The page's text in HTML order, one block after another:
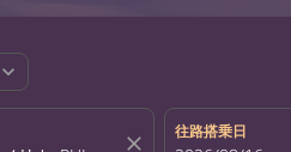
expand_more
close
往路搭乗日